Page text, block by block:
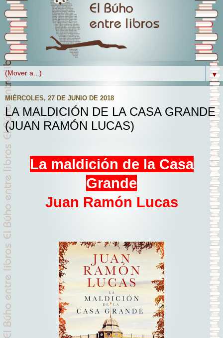
▼
MIÉRCOLES, 27 DE JUNIO DE 2018
LA MALDICIÓN DE LA CASA GRANDE
(JUAN RAMÓN LUCAS)
La maldición de la Casa
Grande
Juan Ramón Lucas